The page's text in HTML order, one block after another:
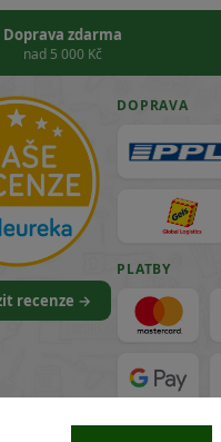
Doprava zdarma
nad 5 000 Kč
recenze →
DOPRAVA
PLATBY